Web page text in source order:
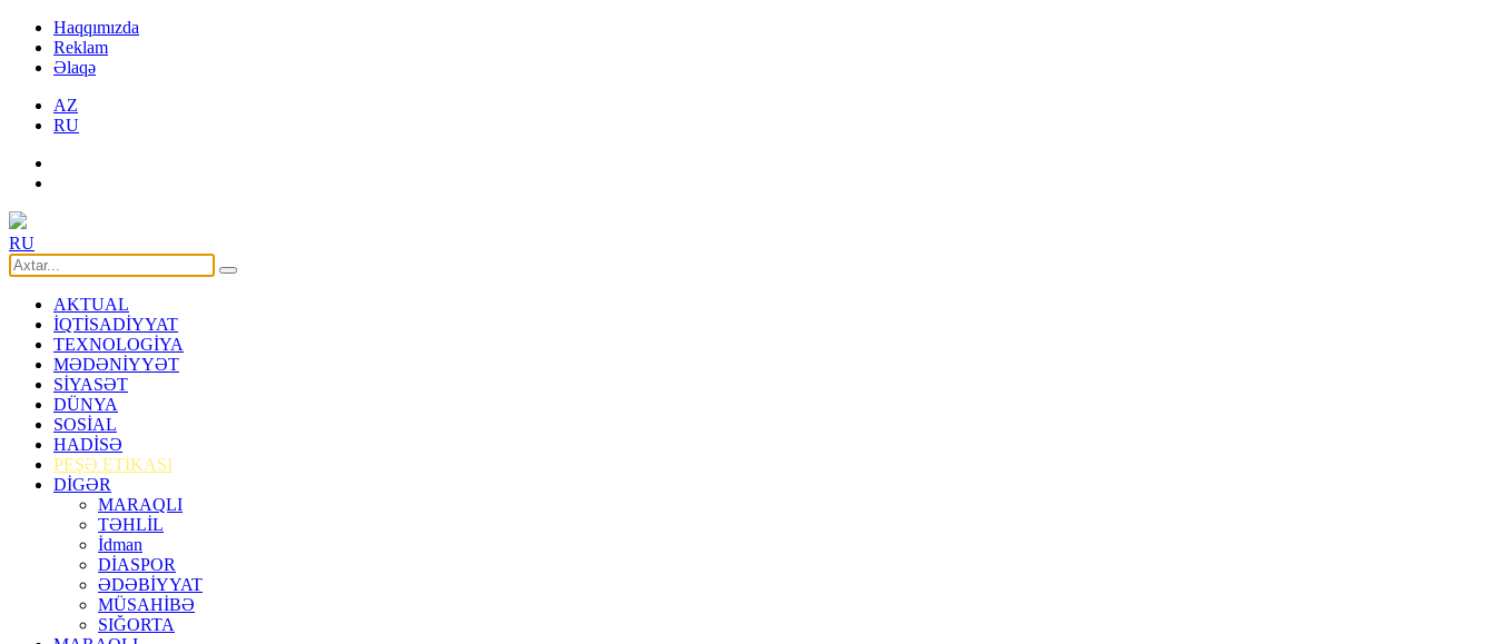
Haqqımızda
Reklam
Əlaqə
AZ
RU
RU
AKTUAL
İQTİSADİYYAT
TEXNOLOGİYA
MƏDƏNİYYƏT
SİYASƏT
DÜNYA
SOSİAL
HADİSƏ
PEŞƏ ETİKASI
DİGƏR
MARAQLI
TƏHLİL
İdman
DİASPOR
ƏDƏBİYYAT
MÜSAHİBƏ
SIĞORTA